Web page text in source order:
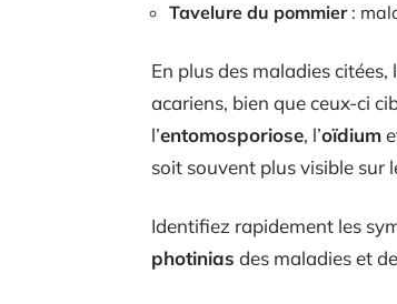
Tavelure du pommier:
En plus des maladies
acariens, bien que ceux-ci
l’entomosporiose, l’oïdium
soit souvent plus visible sur
Identifiez rapidement les
photinias des maladies et